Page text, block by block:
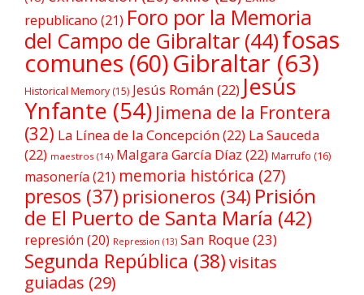
republicano (21) Foro por la Memoria
del Campo de Gibraltar (44)fosas
comunes (60)Gibraltar(63)
Historical Memory (15) Jesús Román(22) Jesús
Ynfante (54) Jimena de la Frontera
(32) La Línea de la Concepción(22) La Sauceda
(22) maestros (14) Malgara García Díaz (22) Marrufo (16)
masonería (21) memoria histórica (27)
presos (37) prisioneros (34) Prisión
de El Puerto de Santa María (42)
represión (20) Repression (13) San Roque(23)
Segunda República (38)visitas
guiadas (29)